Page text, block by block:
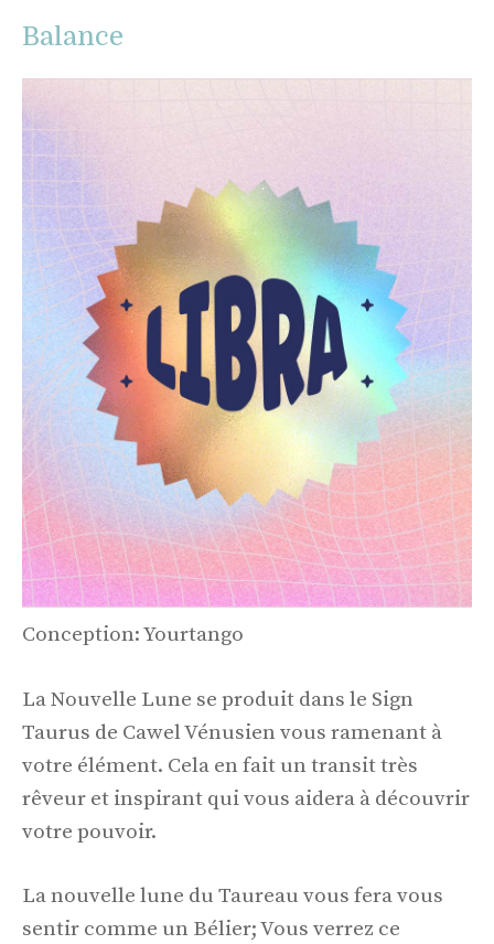
Balance
Conception: Yourtango
La Nouvelle Lune se produit dans le Sign
Taurus de Cawel Vénusien vous ramenant à
votre élément. Cela en fait un transit très
rêveur et inspirant qui vous aidera à découvrir
votre pouvoir.
La nouvelle lune du Taureau vous fera vous
sentir comme un Bélier; Vous verrez ce